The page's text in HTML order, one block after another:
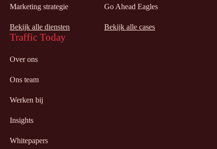
Marketing strategie
Bekijk alle diensten
Go Ahead Eagles
Bekijk alle cases
Traffic Today
Over ons
Ons team
Werken bij
Insights
Whitepapers